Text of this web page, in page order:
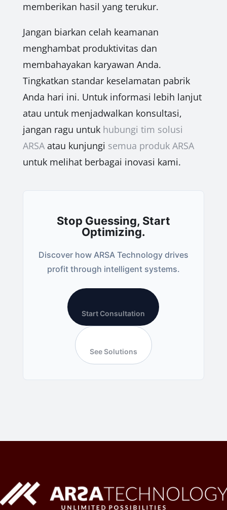
memberikan hasil yang terukur.
Jangan biarkan celah keamanan
menghambat produktivitas dan
membahayakan karyawan Anda.
Tingkatkan standar keselamatan pabrik
Anda hari ini. Untuk informasi lebih lanjut
atau untuk menjadwalkan konsultasi,
jangan ragu untuk hubungi tim solusi
ARSAatau kunjungi semua produk ARSA
untuk melihat berbagai inovasi kami.
Stop Guessing, Start
Optimizing.
Discover how ARSA Technology drives
profit through intelligent systems.
Start Consultation
See Solutions